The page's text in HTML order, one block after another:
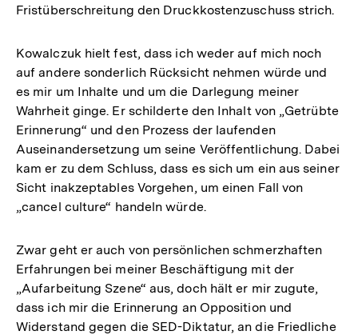
Fristüberschreitung den Druckkostenzuschuss strich.
Kowalczuk hielt fest, dass ich weder auf mich noch
auf andere sonderlich Rücksicht nehmen würde und
es mir um Inhalte und um die Darlegung meiner
Wahrheit ginge. Er schilderte den Inhalt von „Getrübte
Erinnerung“ und den Prozess der laufenden
Auseinandersetzung um seine Veröffentlichung. Dabei
kam er zu dem Schluss, dass es sich um ein aus seiner
Sicht inakzeptables Vorgehen, um einen Fall von
„cancel culture“ handeln würde.
Zwar geht er auch von persönlichen schmerzhaften
Erfahrungen bei meiner Beschäftigung mit der
„Aufarbeitung Szene“ aus, doch hält er mir zugute,
dass ich mir die Erinnerung an Opposition und
Widerstand gegen die SED-Diktatur, an die Friedliche